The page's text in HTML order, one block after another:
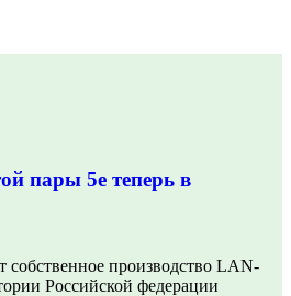
пары 5e теперь в
собственное производство LAN-
Российской федерации